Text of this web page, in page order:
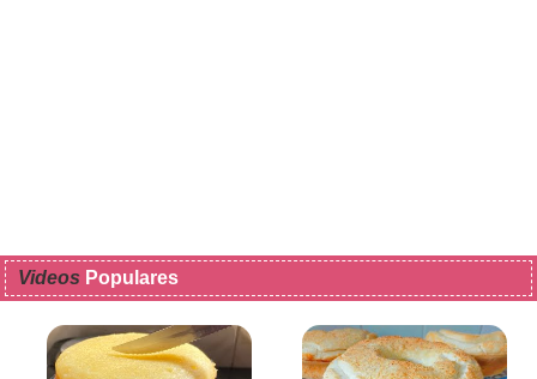
Videos Populares